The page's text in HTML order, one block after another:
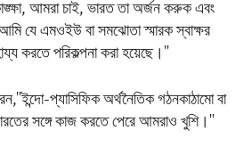
আমরা চাই, ভারত তা অর্জন করুক এবং
আমি যে এমওইউ বা সমঝোতা স্মারক স্বাক্ষর
করতে পরিকল্পনা করা হয়েছে।''
প্যাসিফিক অর্থনৈতিক গঠনকাঠামো বা
সঙ্গে কাজ করতে পেরে আমরাও খুশি।''